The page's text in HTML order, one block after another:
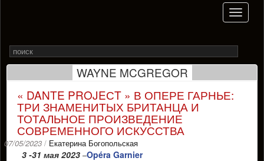
Toggle
Search
for
WAYNE MCGREGOR
« DANTE PROJEСT » В ОПЕРЕ ГАРНЬЕ:
ТРИ ЗНАМЕНИТЫХ БРИТАНЦА И
ТОТАЛЬНОЕ ПРОИЗВЕДЕНИЕ
СОВРЕМЕННОГО ИСКУССТВА
07/05/2023 / Екатерина Богопольская
3 -31 мая 2023 –Opéra Garnier